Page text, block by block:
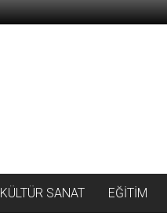
KÜLTÜR SANAT EĞİTİM